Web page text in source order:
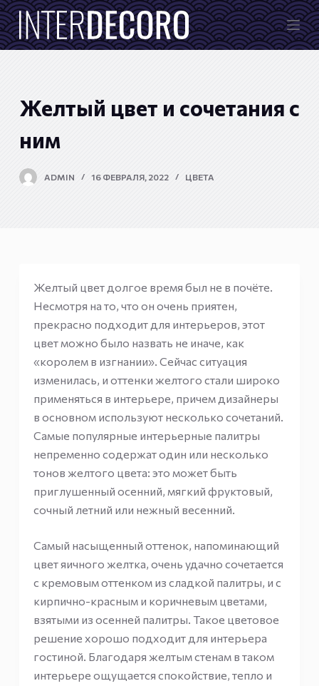
П
е
р
у
Желтый цвет и сочетания с
ним
ADMIN 16 ФЕВРАЛЯ, 2022 ЦВЕТА
Желтый цвет долгое время был не в почёте.
Несмотря на то, что он очень приятен,
прекрасно подходит для интерьеров, этот
цвет можно было назвать не иначе, как
«королем в изгнании». Сейчас ситуация
изменилась, и оттенки желтого стали широко
применяться в интерьере, причем дизайнеры
в основном используют несколько сочетаний.
Самые популярные интерьерные палитры
непременно содержат один или несколько
тонов желтого цвета: это может быть
приглушенный осенний, мягкий фруктовый,
сочный летний или нежный весенний.
Самый насыщенный оттенок, напоминающий
цвет яичного желтка, очень удачно сочетается
с кремовым оттенком из сладкой палитры, и с
кирпично-красным и коричневым цветами,
взятыми из осенней палитры. Такое цветовое
решение хорошо подходит для интерьера
гостиной. Благодаря желтым стенам в таком
интерьере ощущается спокойствие, тепло и